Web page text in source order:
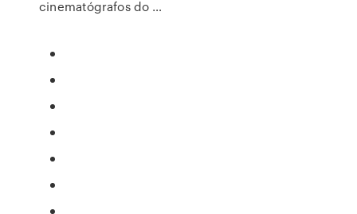
cinematógrafos do …